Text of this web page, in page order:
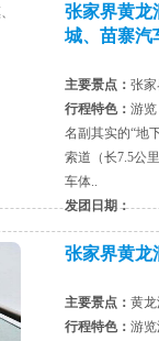
张家界黄龙
城、苗寨汽
主要景点： 张家
行程特色： 游览
名副其实的“地
索道（长7.5公
车体..
发团日期：
张家界黄龙
主要景点： 黄龙
行程特色： 游